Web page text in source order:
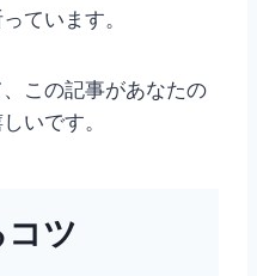
ています。
この記事があなたの
いです。
ツ